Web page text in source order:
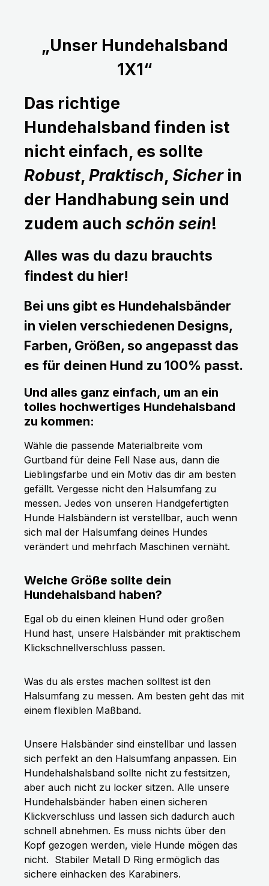
„Unser Hundehalsband
1X1“
Das richtige
Hundehalsband finden ist
nicht einfach, es sollte
Robust, Praktisch, Sicherin
der Handhabung sein und
zudem auch schön sein!
Alles was du dazu brauchts
findest du hier!
Bei uns gibt es Hundehalsbänder
in vielen verschiedenen Designs,
Farben, Größen, so angepasst das
es für deinen Hund zu 100% passt.
Und alles ganz einfach, um an ein
tolles hochwertiges Hundehalsband
zu kommen:
Wähle die passende Materialbreite vom
Gurtband für deine Fell Nase aus, dann die
Lieblingsfarbe und ein Motiv das dir am besten
gefällt. Vergesse nicht den Halsumfang zu
messen. Jedes von unseren Handgefertigten
Hunde Halsbändern ist verstellbar, auch wenn
sich mal der Halsumfang deines Hundes
verändert und mehrfach Maschinen vernäht.
Welche Größe sollte dein
Hundehalsband haben?
Egal ob du einen kleinen Hund oder großen
Hund hast, unsere Halsbänder mit praktischem
Klickschnellverschluss passen.
Was du als erstes machen solltest ist den
Halsumfang zu messen. Am besten geht das mit
einem flexiblen Maßband.
Unsere Halsbänder sind einstellbar und lassen
sich perfekt an den Halsumfang anpassen. Ein
Hundehalshalsband sollte nicht zu festsitzen,
aber auch nicht zu locker sitzen. Alle unsere
Hundehalsbänder haben einen sicheren
Klickverschluss und lassen sich dadurch auch
schnell abnehmen. Es muss nichts über den
Kopf gezogen werden, viele Hunde mögen das
nicht. Stabiler Metall D Ring ermöglich das
sichere einhacken des Karabiners.